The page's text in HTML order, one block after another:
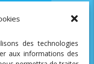
des technologies
aux informations des